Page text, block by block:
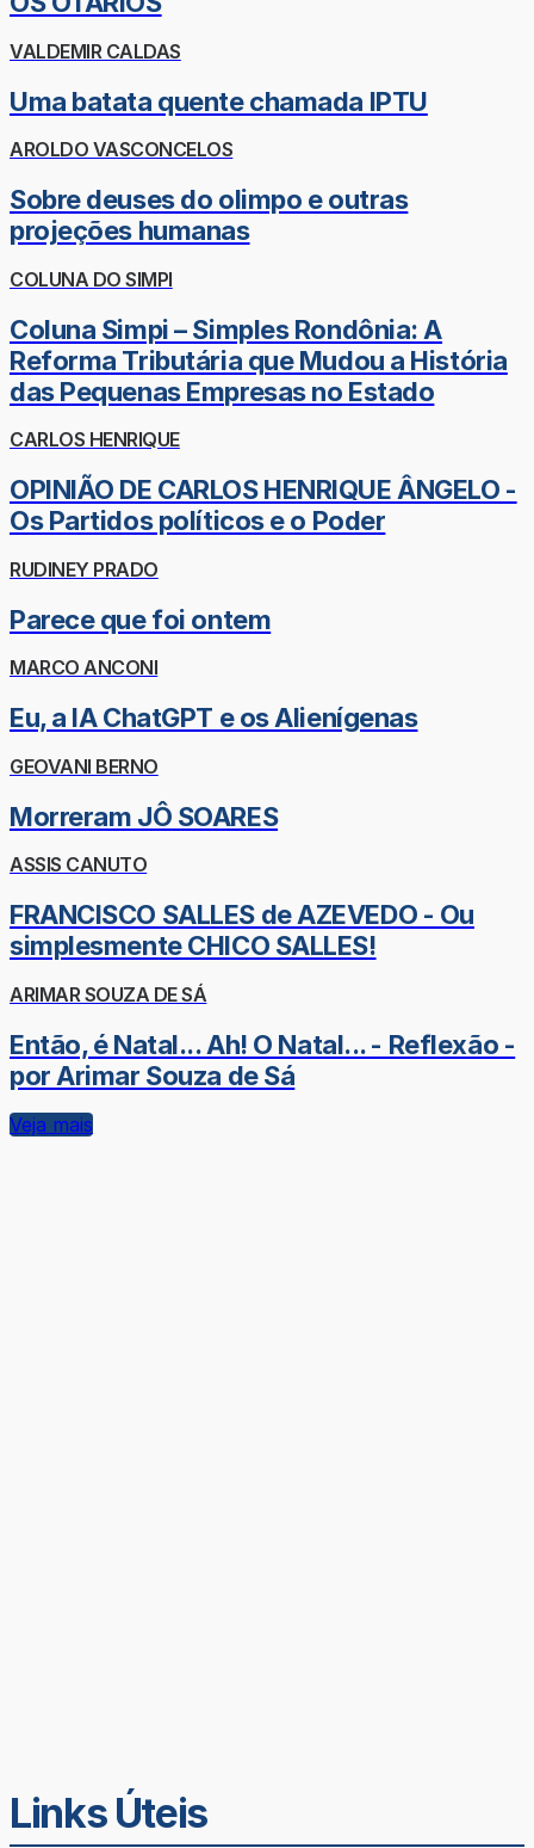
VALDEMIR CALDAS
Uma batata quente chamada IPTU
AROLDO VASCONCELOS
Sobre deuses do olimpo e outras
projeções humanas
COLUNA DO SIMPI
Coluna Simpi – Simples Rondônia: A
Reforma Tributária que Mudou a História
das Pequenas Empresas no Estado
CARLOS HENRIQUE
OPINIÃO DE CARLOS HENRIQUE ÂNGELO -
Os Partidos políticos e o Poder
RUDINEY PRADO
Parece que foi ontem
MARCO ANCONI
Eu, a IA ChatGPT e os Alienígenas
GEOVANI BERNO
Morreram JÔ SOARES
ASSIS CANUTO
FRANCISCO SALLES de AZEVEDO - Ou
simplesmente CHICO SALLES!
ARIMAR SOUZA DE SÁ
Então, é Natal... Ah! O Natal... - Reflexão -
por Arimar Souza de Sá
Veja mais
Links Úteis